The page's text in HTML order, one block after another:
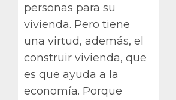
personas para su
vivienda. Pero tiene
una virtud, además, el
construir vivienda, que
es que ayuda a la
economía. Porque